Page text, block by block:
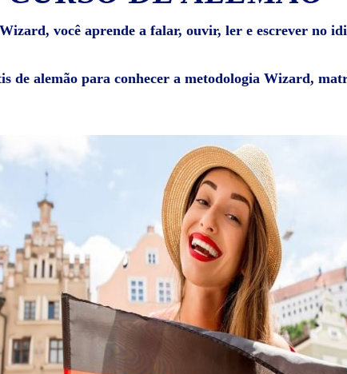
você aprende a falar, ouvir, ler e escrever no
de alemão para conhecer a metodologia Wizard,